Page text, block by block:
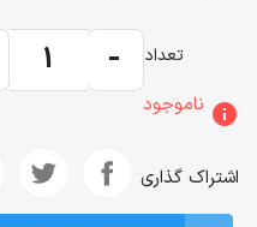
تعداد -
info ناموجود
اشتراک گذاری